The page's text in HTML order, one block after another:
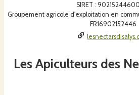
SIRET :
Groupement agricole d'exploitation en
FR16902152446
Les Apiculteurs des